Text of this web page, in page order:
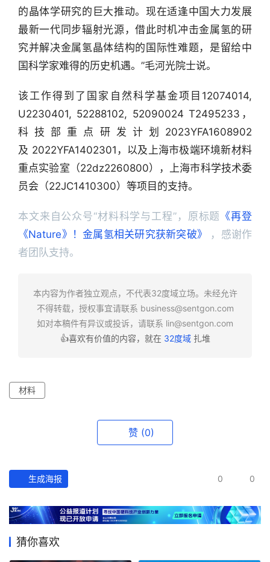
的晶体学研究的巨大推动。现在适逢中国大力发展
最新一代同步辐射光源，借此时机冲击金属氢的研
究并解决金属氢晶体结构的国际性难题，是留给中
国科学家难得的历史机遇。”毛河光院士说。
该工作得到了国家自然科学基金项目12074014,
U2230401, 52288102, 52090024 T2495233，
科技部重点研发计划2023YFA1608902
及 2022YFA1402301，以及上海市极端环境新材料
重点实验室（22dz2260800），上海市科学技术委
员会（22JC1410300）等项目的支持。
本文来自公众号“材料科学与工程”，原标题 《再登
《Nature》！金属氢相关研究获新突破》
，感谢作
者团队支持。
本内容为作者独立观点，不代表32度域立场。未经允许
不得转载，授权事宜请联系 business@sentgon.com
如对本稿件有异议或投诉，请联系 lin@sentgon.com
👍喜欢有价值的内容，就在 32度域扎堆
材料
赞 (0)
生成海报 0 0
猜你喜欢